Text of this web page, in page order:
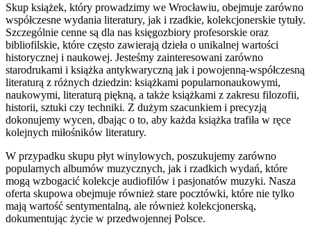
Skup książek, który prowadzimy we Wrocławiu, obejmuje zarówno
współczesne wydania literatury, jak i rzadkie, kolekcjonerskie tytuły.
Szczególnie cenne są dla nas księgozbiory profesorskie oraz
bibliofilskie, które często zawierają dzieła o unikalnej wartości
historycznej i naukowej. Jesteśmy zainteresowani zarówno
starodrukami i książka antykwaryczną jak i powojenną-współczesną
literaturą z różnych dziedzin: książkami popularnonaukowymi,
naukowymi, literaturą piękną, a także książkami z zakresu filozofii,
historii, sztuki czy techniki. Z dużym szacunkiem i precyzją
dokonujemy wycen, dbając o to, aby każda książka trafiła w ręce
kolejnych miłośników literatury.
W przypadku skupu płyt winylowych, poszukujemy zarówno
popularnych albumów muzycznych, jak i rzadkich wydań, które
mogą wzbogacić kolekcje audiofilów i pasjonatów muzyki. Nasza
oferta skupowa obejmuje również stare pocztówki, które nie tylko
mają wartość sentymentalną, ale również kolekcjonerską,
dokumentując życie w przedwojennej Polsce.